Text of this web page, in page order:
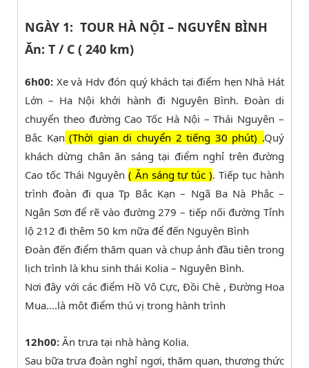
NGÀY 1: TOUR HÀ NỘI – NGUYÊN BÌNH
Ăn: T / C ( 240 km)
6h00: Xe và Hdv đón quý khách tại điểm hẹn Nhà Hát
Lớn – Ha Nội khởi hành đi Nguyên Bình. Đoàn di
chuyển theo đường Cao Tốc Hà Nội – Thái Nguyên –
Bắc Kạn (Thời gian di chuyển 2 tiếng 30 phút) .Quý
khách dừng chân ăn sáng tại điểm nghỉ trên đường
Cao tốc Thái Nguyên ( Ăn sáng tự túc ). Tiếp tục hành
trình đoàn đi qua Tp Bắc Kạn – Ngã Ba Nà Phắc –
Ngân Sơn để rẽ vào đường 279 – tiếp nối đường Tỉnh
lộ 212 đi thêm 50 km nữa để đến Nguyên Bình
Đoàn đến điểm thăm quan và chụp ảnh đầu tiên trong
lịch trình là khu sinh thái Kolia – Nguyên Bình.
Nơi đây với các điểm Hồ Vô Cực, Đồi Chè , Đường Hoa
Mua….là môt điểm thú vị trong hành trình
12h00: Ăn trưa tại nhà hàng Kolia.
Sau bữa trưa đoàn nghỉ ngơi, thăm quan, thương thức